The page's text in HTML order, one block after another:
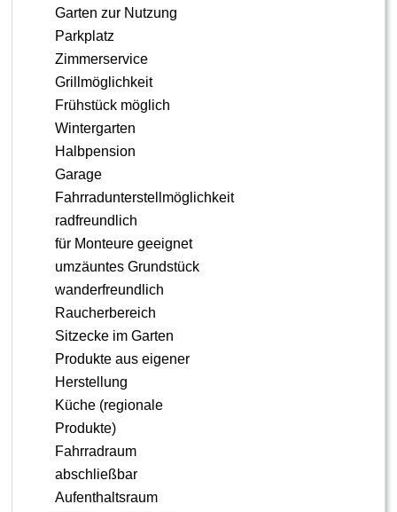
Garten zur Nutzung
Parkplatz
Zimmerservice
Grillmöglichkeit
Frühstück möglich
Wintergarten
Halbpension
Garage
Fahrradunterstellmöglichkeit
radfreundlich
für Monteure geeignet
umzäuntes Grundstück
wanderfreundlich
Raucherbereich
Sitzecke im Garten
Produkte aus eigener
Herstellung
Küche (regionale
Produkte)
Fahrradraum
abschließbar
Aufenthaltsraum